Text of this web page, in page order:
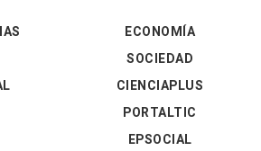
ECONOMÍA
SOCIEDAD
CIENCIAPLUS
PORTALTIC
EPSOCIAL